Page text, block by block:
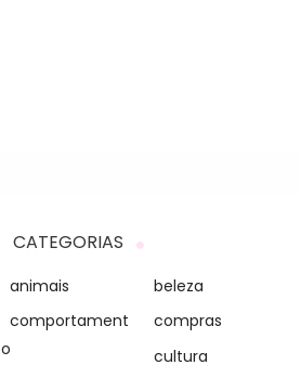
CATEGORIAS
animais
beleza
comportament
o
compras
cultura